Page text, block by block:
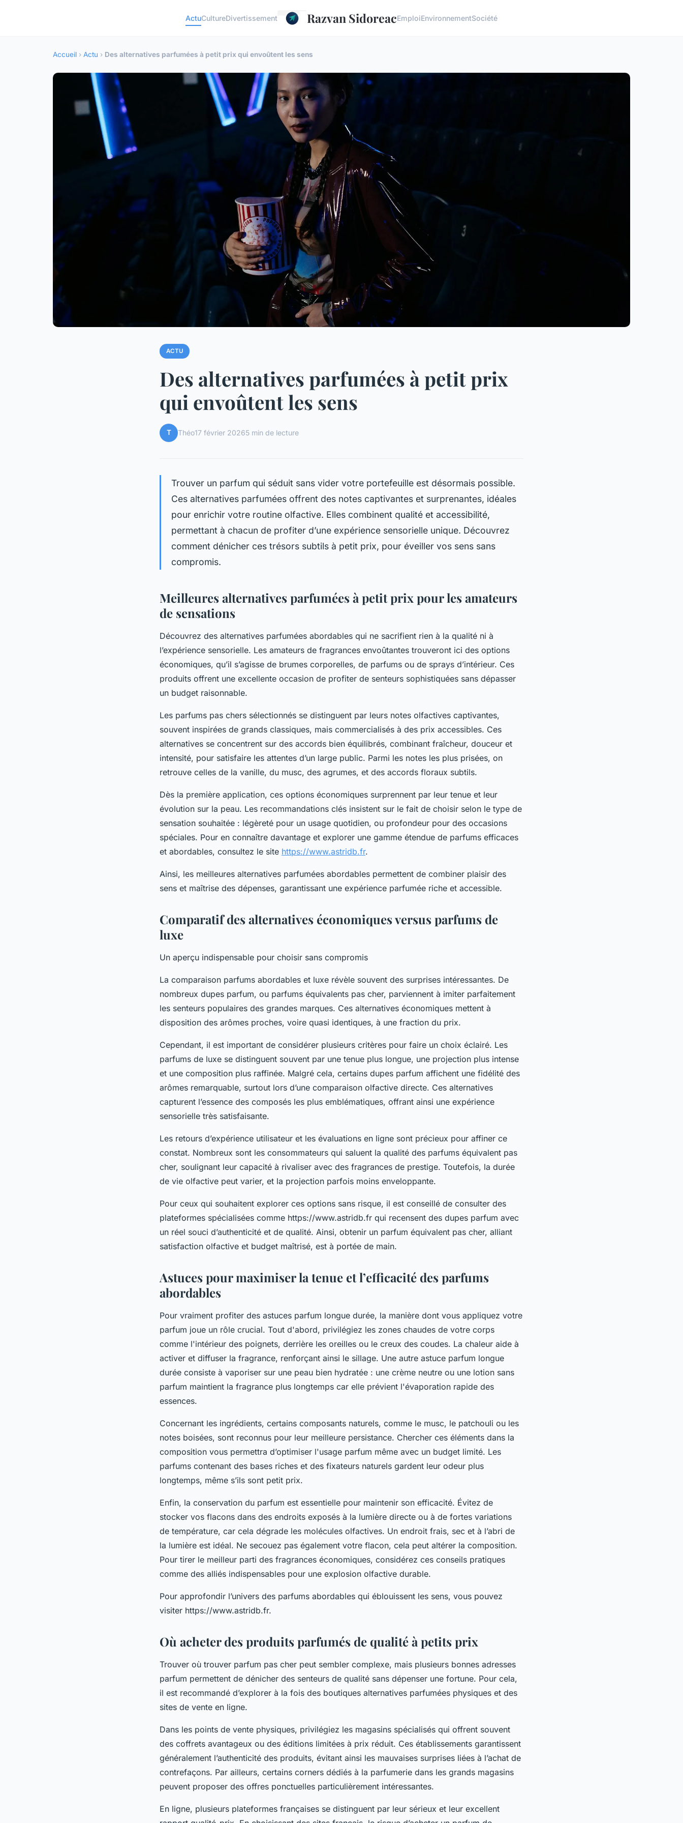
ActuCultureDivertissement Razvan SidoreacEmploiEnvironnementSociété
Accueil › Actu › Des alternatives parfumées à petit prix qui envoûtent les sens
ACTU
Des alternatives parfumées à petit prix
qui envoûtent les sens
T Théo17 février 20265 min de lecture
Trouver un parfum qui séduit sans vider votre portefeuille est désormais possible.
Ces alternatives parfumées offrent des notes captivantes et surprenantes, idéales
pour enrichir votre routine olfactive. Elles combinent qualité et accessibilité,
permettant à chacun de profiter d’une expérience sensorielle unique. Découvrez
comment dénicher ces trésors subtils à petit prix, pour éveiller vos sens sans
compromis.
Meilleures alternatives parfumées à petit prix pour les amateurs
de sensations
Découvrez des alternatives parfumées abordables qui ne sacrifient rien à la qualité ni à
l’expérience sensorielle. Les amateurs de fragrances envoûtantes trouveront ici des options
économiques, qu’il s’agisse de brumes corporelles, de parfums ou de sprays d’intérieur. Ces
produits offrent une excellente occasion de profiter de senteurs sophistiquées sans dépasser
un budget raisonnable.
Les parfums pas chers sélectionnés se distinguent par leurs notes olfactives captivantes,
souvent inspirées de grands classiques, mais commercialisés à des prix accessibles. Ces
alternatives se concentrent sur des accords bien équilibrés, combinant fraîcheur, douceur et
intensité, pour satisfaire les attentes d’un large public. Parmi les notes les plus prisées, on
retrouve celles de la vanille, du musc, des agrumes, et des accords floraux subtils.
Dès la première application, ces options économiques surprennent par leur tenue et leur
évolution sur la peau. Les recommandations clés insistent sur le fait de choisir selon le type de
sensation souhaitée : légèreté pour un usage quotidien, ou profondeur pour des occasions
spéciales. Pour en connaître davantage et explorer une gamme étendue de parfums efficaces
et abordables, consultez le site https://www.astridb.fr.
Ainsi, les meilleures alternatives parfumées abordables permettent de combiner plaisir des
sens et maîtrise des dépenses, garantissant une expérience parfumée riche et accessible.
Comparatif des alternatives économiques versus parfums de
luxe
Un aperçu indispensable pour choisir sans compromis
La comparaison parfums abordables et luxe révèle souvent des surprises intéressantes. De
nombreux dupes parfum, ou parfums équivalents pas cher, parviennent à imiter parfaitement
les senteurs populaires des grandes marques. Ces alternatives économiques mettent à
disposition des arômes proches, voire quasi identiques, à une fraction du prix.
Cependant, il est important de considérer plusieurs critères pour faire un choix éclairé. Les
parfums de luxe se distinguent souvent par une tenue plus longue, une projection plus intense
et une composition plus raffinée. Malgré cela, certains dupes parfum affichent une fidélité des
arômes remarquable, surtout lors d’une comparaison olfactive directe. Ces alternatives
capturent l’essence des composés les plus emblématiques, offrant ainsi une expérience
sensorielle très satisfaisante.
Les retours d’expérience utilisateur et les évaluations en ligne sont précieux pour affiner ce
constat. Nombreux sont les consommateurs qui saluent la qualité des parfums équivalent pas
cher, soulignant leur capacité à rivaliser avec des fragrances de prestige. Toutefois, la durée
de vie olfactive peut varier, et la projection parfois moins enveloppante.
Pour ceux qui souhaitent explorer ces options sans risque, il est conseillé de consulter des
plateformes spécialisées comme https://www.astridb.fr qui recensent des dupes parfum avec
un réel souci d’authenticité et de qualité. Ainsi, obtenir un parfum équivalent pas cher, alliant
satisfaction olfactive et budget maîtrisé, est à portée de main.
Astuces pour maximiser la tenue et l’efficacité des parfums
abordables
Pour vraiment profiter des astuces parfum longue durée, la manière dont vous appliquez votre
parfum joue un rôle crucial. Tout d'abord, privilégiez les zones chaudes de votre corps
comme l'intérieur des poignets, derrière les oreilles ou le creux des coudes. La chaleur aide à
activer et diffuser la fragrance, renforçant ainsi le sillage. Une autre astuce parfum longue
durée consiste à vaporiser sur une peau bien hydratée : une crème neutre ou une lotion sans
parfum maintient la fragrance plus longtemps car elle prévient l'évaporation rapide des
essences.
Concernant les ingrédients, certains composants naturels, comme le musc, le patchouli ou les
notes boisées, sont reconnus pour leur meilleure persistance. Chercher ces éléments dans la
composition vous permettra d’optimiser l'usage parfum même avec un budget limité. Les
parfums contenant des bases riches et des fixateurs naturels gardent leur odeur plus
longtemps, même s’ils sont petit prix.
Enfin, la conservation du parfum est essentielle pour maintenir son efficacité. Évitez de
stocker vos flacons dans des endroits exposés à la lumière directe ou à de fortes variations
de température, car cela dégrade les molécules olfactives. Un endroit frais, sec et à l’abri de
la lumière est idéal. Ne secouez pas également votre flacon, cela peut altérer la composition.
Pour tirer le meilleur parti des fragrances économiques, considérez ces conseils pratiques
comme des alliés indispensables pour une explosion olfactive durable.
Pour approfondir l’univers des parfums abordables qui éblouissent les sens, vous pouvez
visiter https://www.astridb.fr.
Où acheter des produits parfumés de qualité à petits prix
Trouver où trouver parfum pas cher peut sembler complexe, mais plusieurs bonnes adresses
parfum permettent de dénicher des senteurs de qualité sans dépenser une fortune. Pour cela,
il est recommandé d’explorer à la fois des boutiques alternatives parfumées physiques et des
sites de vente en ligne.
Dans les points de vente physiques, privilégiez les magasins spécialisés qui offrent souvent
des coffrets avantageux ou des éditions limitées à prix réduit. Ces établissements garantissent
généralement l’authenticité des produits, évitant ainsi les mauvaises surprises liées à l’achat de
contrefaçons. Par ailleurs, certains corners dédiés à la parfumerie dans les grands magasins
peuvent proposer des offres ponctuelles particulièrement intéressantes.
En ligne, plusieurs plateformes françaises se distinguent par leur sérieux et leur excellent